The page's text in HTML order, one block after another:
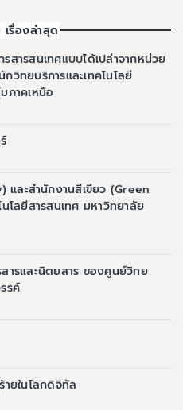
เรื่องล่าสุด
สารสนเทศแบบได้เปล่าจากหน่วย
วิทยบริการและเทคโนโลยี
ภาคเหนือ
ละสำนักงานสีเขียว (Green
โลยีสารสนเทศ มหาวิทยาลัย
ารและนิตยสาร ของศูนย์วิทย
รค์
ยในโลกดิจิทัล